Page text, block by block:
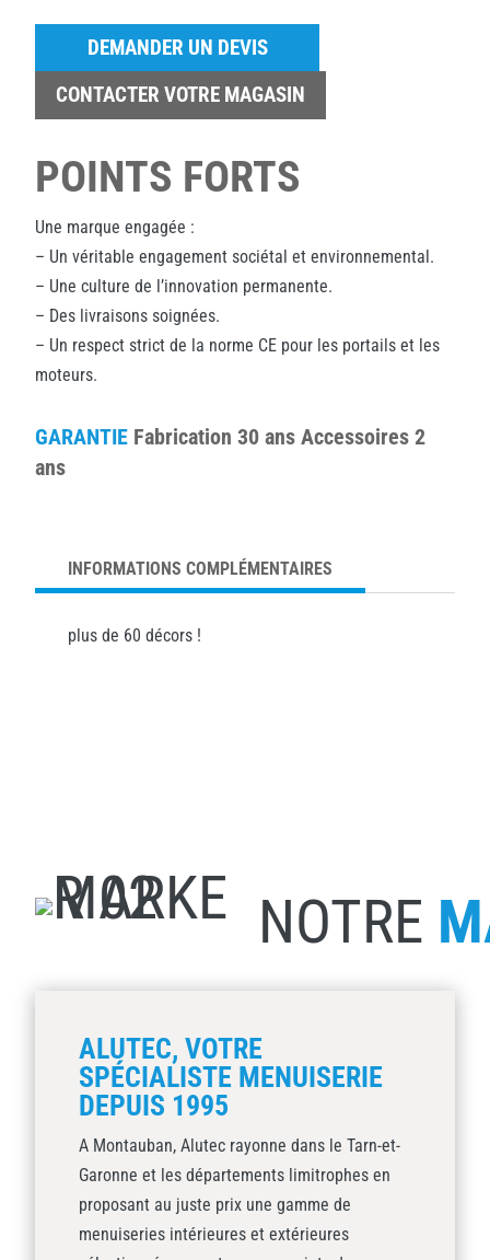
DEMANDER UN DEVIS
CONTACTER VOTRE MAGASIN
POINTS FORTS
Une marque engagée :
– Un véritable engagement sociétal et environnemental.
– Une culture de l’innovation permanente.
– Des livraisons soignées.
– Un respect strict de la norme CE pour les portails et les
moteurs.
GARANTIE Fabrication 30 ans Accessoires 2
ans
INFORMATIONS COMPLÉMENTAIRES
plus de 60 décors !
NOTRE
ALUTEC, VOTRE
SPÉCIALISTE MENUISERIE
DEPUIS 1995
A Montauban, Alutec rayonne dans le Tarn-et-
Garonne et les départements limitrophes en
proposant au juste prix une gamme de
menuiseries intérieures et extérieures